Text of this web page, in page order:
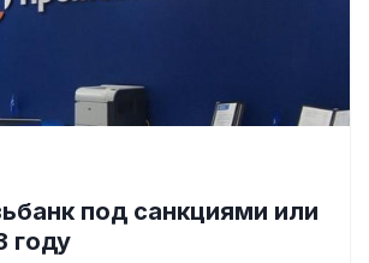
под санкциями или
году